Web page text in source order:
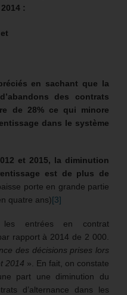
:
et
en sachant que la
des contrats
de 28% ce qui minore
dans le système
et 2015, la diminution
est de plus de
porte en grande partie
quatre ans)[3]
les entrées en contrat
rapport à 2014 de 2 000.
des décisions prises lors
2014 ». En fait, on constate
part une diminution du
d’alternance dans les